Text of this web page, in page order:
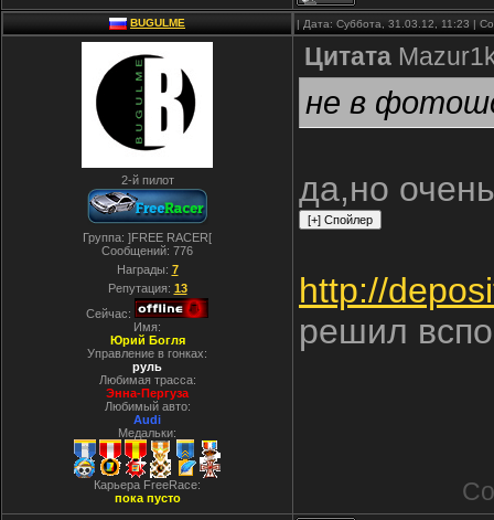
BUGULME | Дата: Суббота, 31.03.12, 11:23 |
2-й пилот
Группа: ]FREE RACER[
Сообщений: 776
Награды: 7
Репутация: 13
Сейчас:
Имя:
Юрий Богля
Управление в гонках:
руль
Любимая трасса:
Энна-Пергуза
Любимый авто:
Audi
Медальки:
Карьера FreeRace:
пока пусто
Цитата
не в
да,но
http://
решил